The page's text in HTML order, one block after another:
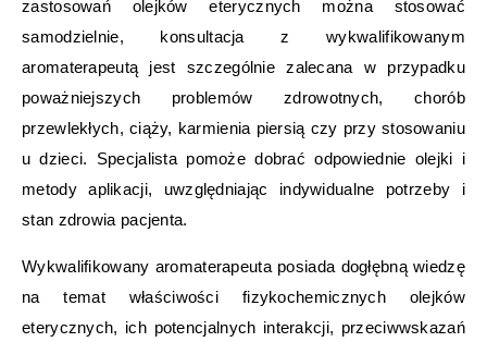
zastosowań olejków eterycznych można stosować
samodzielnie, konsultacja z wykwalifikowanym
aromaterapeutą jest szczególnie zalecana w przypadku
poważniejszych problemów zdrowotnych, chorób
przewlekłych, ciąży, karmienia piersią czy przy stosowaniu
u dzieci. Specjalista pomoże dobrać odpowiednie olejki i
metody aplikacji, uwzględniając indywidualne potrzeby i
stan zdrowia pacjenta.
Wykwalifikowany aromaterapeuta posiada dogłębną wiedzę
na temat właściwości fizykochemicznych olejków
eterycznych, ich potencjalnych interakcji, przeciwwskazań